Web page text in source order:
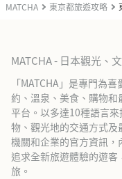
MATCHA 東京都旅遊攻略
MATCHA - 日本觀光、
「MATCHA」是專門為
約、溫泉、美食、購物
平台。以多達10種語言
物、觀光地的交通方式
機關和企業的官方資訊，
追求全新旅遊體驗的遊客
旅。